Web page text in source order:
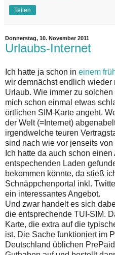
Teilen
Donnerstag, 10. November 2011
Urlaubs-Internet
Ich hatte ja schon in einem
wir demnächst endlich wieder
Urlaub. Wie immer zu
mich schon einmal etwas
örtlichen SIM-Karte angeht.
der Welt (=Internet)
irgendwelche teuren
sind nach wie vor jenseits von
Ich hatte da auch schon
entspechenden Laden
bekommen könnte, da stieß
Schnäppchenportal inkl.
ein interessantes Angebot.
Und zwar handelt es sich
die entsprechende TUI-SIM.
Karte, die extra auf die
ist. Die Sache funktioniert im
Deutschland üblichen